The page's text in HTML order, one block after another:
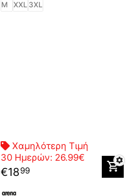
M XXL 3XL
Χαμηλότερη Τιμή
30 Ημερών: 26.99€
€1899